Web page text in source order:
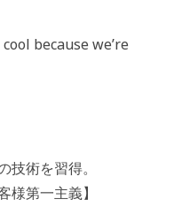
because we’re
術を習得。
様第一主義】